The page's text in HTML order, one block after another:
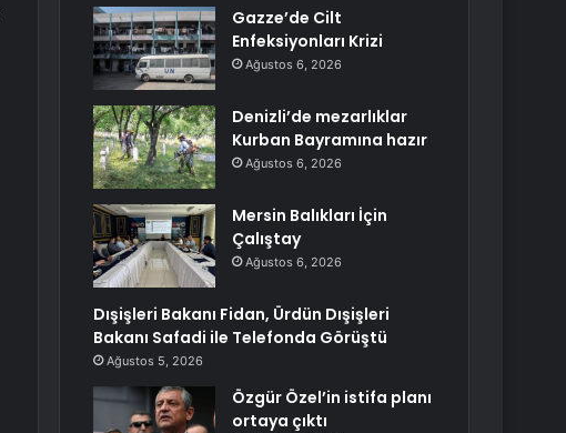
Gazze’de Cilt
Enfeksiyonları Krizi
Ağustos 6, 2026
Denizli’de mezarlıklar
Kurban Bayramına hazır
Ağustos 6, 2026
Mersin Balıkları İçin
Çalıştay
Ağustos 6, 2026
Dışişleri Bakanı Fidan, Ürdün Dışişleri
Bakanı Safadi ile Telefonda Görüştü
Ağustos 5, 2026
Özgür Özel’in istifa planı
ortaya çıktı